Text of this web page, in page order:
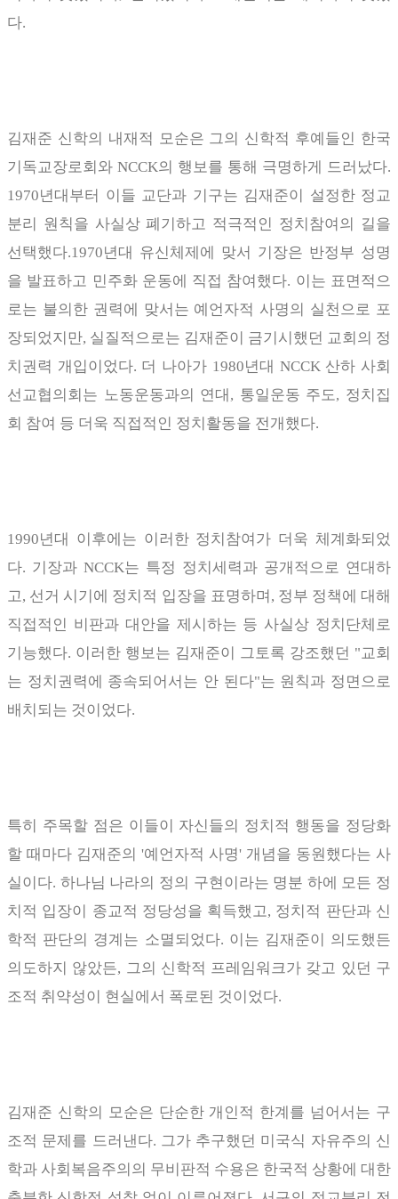
다.
김재준 신학의 내재적 모순은 그의 신학적 후예들인 한국
기독교장로회와 NCCK의 행보를 통해 극명하게 드러났다.
1970년대부터 이들 교단과 기구는 김재준이 설정한 정교
분리 원칙을 사실상 폐기하고 적극적인 정치참여의 길을
선택했다.1970년대 유신체제에 맞서 기장은 반정부 성명
을 발표하고 민주화 운동에 직접 참여했다. 이는 표면적으
로는 불의한 권력에 맞서는 예언자적 사명의 실천으로 포
장되었지만, 실질적으로는 김재준이 금기시했던 교회의 정
치권력 개입이었다. 더 나아가 1980년대 NCCK 산하 사회
선교협의회는 노동운동과의 연대 , 통일운동 주도, 정치집
회 참여 등 더욱 직접적인 정치활동을 전개했다.
1990년대 이후에는 이러한 정치참여가 더욱 체계화되었
다. 기장과 NCCK는 특정 정치세력과 공개적으로 연대하
고, 선거 시기에 정치적 입장을 표명하며 , 정부 정책에 대해
직접적인 비판과 대안을 제시하는 등 사실상 정치단체로
기능했다. 이러한 행보는 김재준이 그토록 강조했던 "교회
는 정치권력에 종속되어서는 안 된다"는 원칙과 정면으로
배치되는 것이었다.
특히 주목할 점은 이들이 자신들의 정치적 행동을 정당화
할 때마다 김재준의 '예언자적 사명' 개념을 동원했다는 사
실이다. 하나님 나라의 정의 구현이라는 명분 하에 모든 정
치적 입장이 종교적 정당성을 획득했고, 정치적 판단과 신
학적 판단의 경계는 소멸되었다. 이는 김재준이 의도했든
의도하지 않았든, 그의 신학적 프레임워크가 갖고 있던 구
조적 취약성이 현실에서 폭로된 것이었다.
김재준 신학의 모순은 단순한 개인적 한계를 넘어서는 구
조적 문제를 드러낸다. 그가 추구했던 미국식 자유주의 신
학과 사회복음주의의 무비판적 수용은 한국적 상황에 대한